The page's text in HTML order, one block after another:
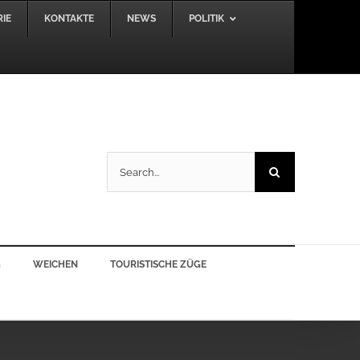
KONTAKTE NEWS POLITIK
for:
WEICHEN TOURISTISCHE ZÜGE